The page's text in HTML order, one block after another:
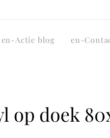
en-Actie blog en-
op doek